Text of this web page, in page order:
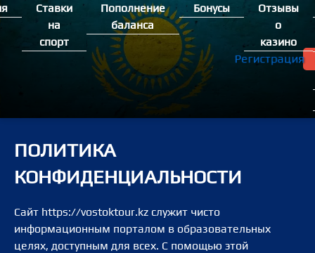
Перейти
содержимому
Ставки
на
спорт
Пополнение
баланса
Бонусы
Отзывы
о
казино
Регистрация
ПОЛИТИКА
КОНФИДЕНЦИАЛЬНОСТИ
Сайт https://vostoktour.kz служит чисто
информационным порталом в образовательных
целях, доступным для всех. С помощью этой